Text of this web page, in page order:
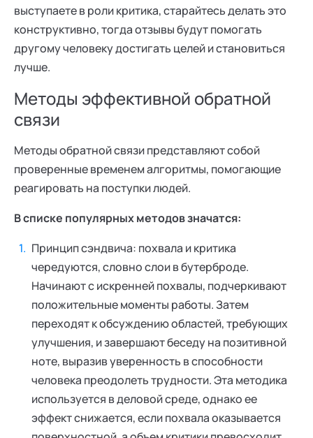
выступаете в роли критика, старайтесь делать это
конструктивно, тогда отзывы будут помогать
другому человеку достигать целей и становиться
лучше.
Методы эффективной обратной
связи
Методы обратной связи представляют собой
проверенные временем алгоритмы, помогающие
реагировать на поступки людей.
В списке популярных методов значатся:
Принцип сэндвича: похвала и критика
чередуются, словно слои в бутерброде.
Начинают с искренней похвалы, подчеркивают
положительные моменты работы. Затем
переходят к обсуждению областей, требующих
улучшения, и завершают беседу на позитивной
ноте, выразив уверенность в способности
человека преодолеть трудности. Эта методика
используется в деловой среде, однако ее
эффект снижается, если похвала оказывается